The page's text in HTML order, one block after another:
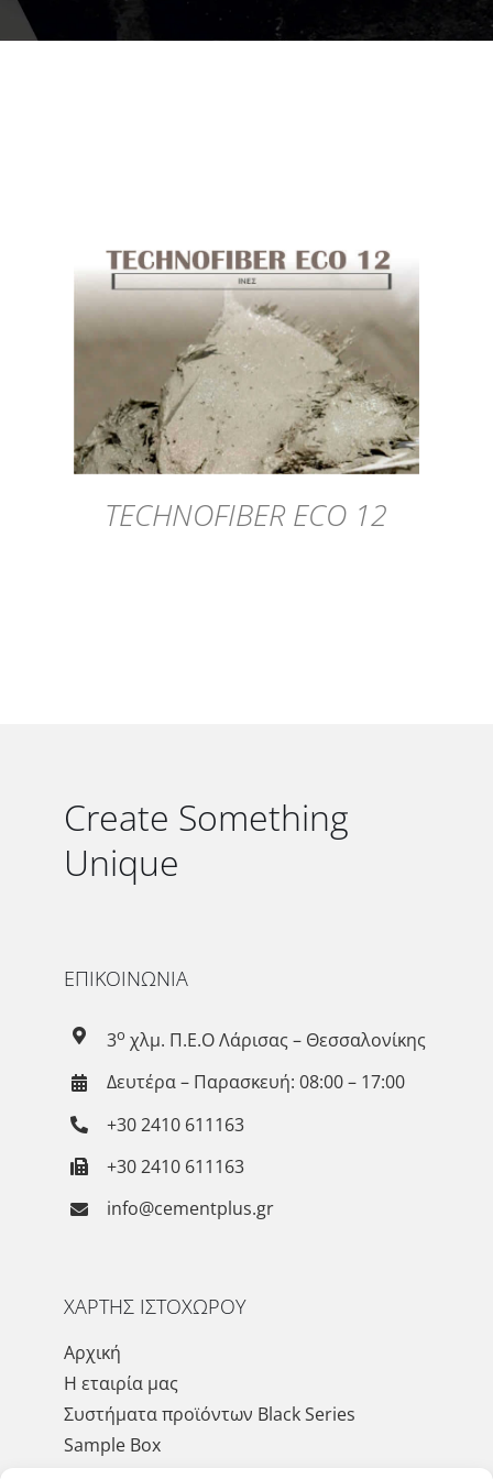
ΛΕΠΤΟΜΈΡΕΙΕΣ
TECHNOFIBER ECO 12
Create Something
Unique
ΕΠΙΚΟΙΝΩΝΙΑ
3ο χλμ. Π.Ε.Ο Λάρισας – Θεσσαλονίκης
Δευτέρα – Παρασκευή: 08:00 – 17:00
+30 2410 611163
+30 2410 611163
info@cementplus.gr
ΧΑΡΤΗΣ ΙΣΤΟΧΩΡΟΥ
Αρχική
Η εταιρία μας
Συστήματα προϊόντων Black Series
Sample Box